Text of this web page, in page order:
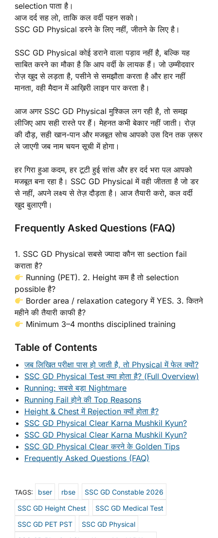
selection पाता है।
आज दर्द सह लो, ताकि कल वर्दी पहन सको।
SSC GD Physical डरने के लिए नहीं, जीतने के लिए है।
SSC GD Physical कोई डराने वाला पड़ाव नहीं है, बल्कि यह
साबित करने का मौका है कि आप वर्दी के लायक हैं। जो उम्मीदवार
रोज़ खुद से लड़ता है, पसीने से समझौता करता है और हार नहीं
मानता, वही मैदान में आख़िरी लाइन पार करता है।
आज अगर SSC GD Physical मुश्किल लग रही है, तो समझ
लीजिए आप सही रास्ते पर हैं। मेहनत कभी बेकार नहीं जाती। रोज़
की दौड़, सही खान-पान और मजबूत सोच आपको उस दिन तक ज़रूर
ले जाएगी जब नाम चयन सूची में होगा।
हर गिरा हुआ कदम, हर टूटी हुई सांस और हर दर्द भरा पल आपको
मजबूत बना रहा है। SSC GD Physical में वही जीतता है जो डर
से नहीं, अपने लक्ष्य से तेज़ दौड़ता है। आज तैयारी करो, कल वर्दी
खुद बुलाएगी।
Frequently Asked Questions (FAQ)
1. SSC GD Physical सबसे ज्यादा कौन सा section fail
कराता है?
Running (PET). 2. Height कम है तो selection
possible है?
Border area / relaxation category में YES. 3. कितने
महीने की तैयारी काफी है?
Minimum 3–4 months disciplined training
Table of Contents
जब लिखित परीक्षा पास हो जाती है, तो Physical में फेल क्यों?
SSC GD Physical Test क्या होता है? (Full Overview)
Running: सबसे बड़ा Nightmare
Running Fail होने की Top Reasons
Height & Chest में Rejection क्यों होता है?
SSC GD Physical Clear Karna Mushkil Kyun?
SSC GD Physical Clear Karna Mushkil Kyun?
SSC GD Physical Clear करने के Golden Tips
Frequently Asked Questions (FAQ)
TAGS: bser rbse
SSC GD Constable 2026
SSC GD Height Chest
SSC GD Medical Test
SSC GD PET PST
SSC GD Physical